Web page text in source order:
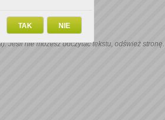
Jeśli nie możesz odczytać tekstu, odśwież stronę.
NIE
TAK